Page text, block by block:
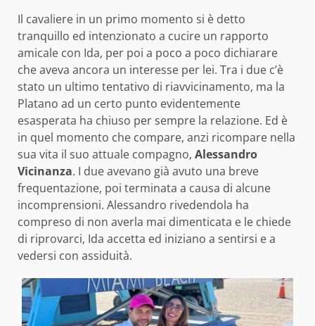
Il cavaliere in un primo momento si è detto
tranquillo ed intenzionato a cucire un rapporto
amicale con Ida, per poi a poco a poco dichiarare
che aveva ancora un interesse per lei. Tra i due c’è
stato un ultimo tentativo di riavvicinamento, ma la
Platano ad un certo punto evidentemente
esasperata ha chiuso per sempre la relazione. Ed è
in quel momento che compare, anzi ricompare nella
sua vita il suo attuale compagno, Alessandro
Vicinanza. I due avevano già avuto una breve
frequentazione, poi terminata a causa di alcune
incomprensioni. Alessandro rivedendola ha
compreso di non averla mai dimenticata e le chiede
di riprovarci, Ida accetta ed iniziano a sentirsi e a
vedersi con assiduità.